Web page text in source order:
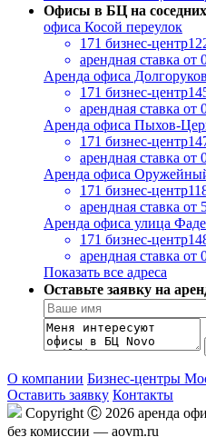
Офисы в БЦ на
офиса Косой переулок
171 бизнес-центр
арендная ставка от
Аренда офиса
171 бизнес-центр
арендная ставка от
Аренда офиса Пыхов-
171 бизнес-центр
арендная ставка от
Аренда офиса
171 бизнес-центр
арендная ставка от
Аренда офиса улица
171 бизнес-центр
арендная ставка от
Показать все адреса
Оставьте заявку на
О компании Бизнес-центры
Оставить заявку Контакты
Copyright Ⓒ 2026 аренда
без комиссии — aovm.ru